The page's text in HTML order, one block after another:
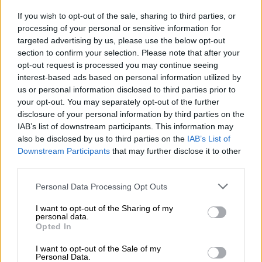
If you wish to opt-out of the sale, sharing to third parties, or
processing of your personal or sensitive information for
targeted advertising by us, please use the below opt-out
section to confirm your selection. Please note that after your
opt-out request is processed you may continue seeing
interest-based ads based on personal information utilized by
us or personal information disclosed to third parties prior to
your opt-out. You may separately opt-out of the further
disclosure of your personal information by third parties on the
IAB’s list of downstream participants. This information may
also be disclosed by us to third parties on the IAB’s List of
Downstream Participants that may further disclose it to other
Personal Data Processing Opt Outs
I want to opt-out of the Sharing of my
personal data.
Opted In
I want to opt-out of the Sale of my
Personal Data.
CrediaBank: Οικονομικά Αποτελέσματα A’ Εξαμήνου 2026 -
Υψηλοί ρυθμοί ανάπτυξης και νέα ρεκόρ επιδόσεων
07.08.2026 - 08:45
Στόχος για νέα δάνεια 15 δισ. το 2026, η «ακτινογραφία» της
κερδοφορίας των τραπεζών, η δυναμική επιστροφή της
Metlen, μεγαλώνει ταχύτατα η CrediaBank
06.08.2026 - 22:39
10.000 φορές η διεθνής επιστημονική κοινότητα παρέπεμψε
στο έργο του – Ποιος είναι ο Έλληνας χειρουργός Χρήστος
Κοντοβουνήσιος
Μιχάλης Τάτσης, Insurance & Healthcare Analyst, διευθυντής
06.08.2026 - 13:30
Διαμεσολαβητής στον πελάτη κλάδου υγείας;